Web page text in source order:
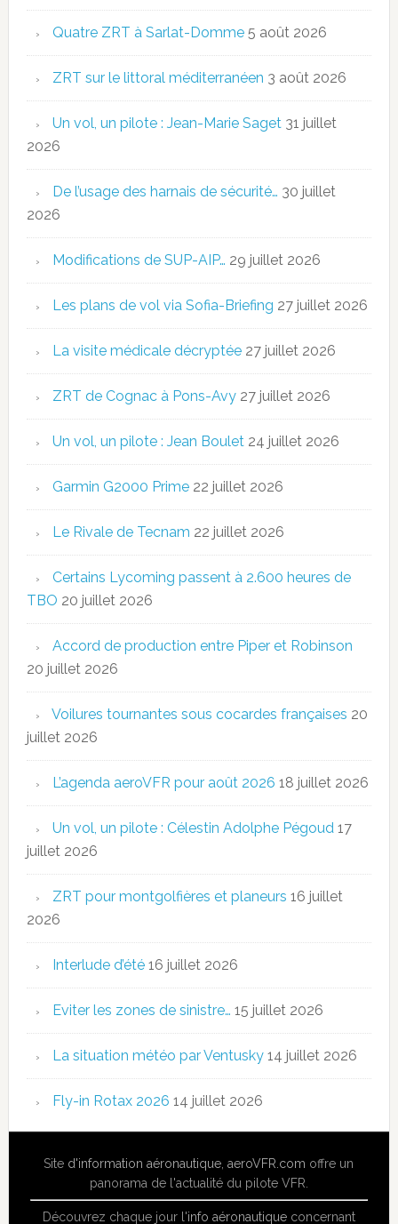
Quatre ZRT à Sarlat-Domme 5 août 2026
ZRT sur le littoral méditerranéen 3 août 2026
Un vol, un pilote : Jean-Marie Saget 31 juillet
2026
De l’usage des harnais de sécurité… 30 juillet
2026
Modifications de SUP-AIP… 29 juillet 2026
Les plans de vol via Sofia-Briefing 27 juillet 2026
La visite médicale décryptée 27 juillet 2026
ZRT de Cognac à Pons-Avy 27 juillet 2026
Un vol, un pilote : Jean Boulet 24 juillet 2026
Garmin G2000 Prime 22 juillet 2026
Le Rivale de Tecnam 22 juillet 2026
Certains Lycoming passent à 2.600 heures de
TBO 20 juillet 2026
Accord de production entre Piper et Robinson
20 juillet 2026
Voilures tournantes sous cocardes françaises 20
juillet 2026
L’agenda aeroVFR pour août 2026 18 juillet 2026
Un vol, un pilote : Célestin Adolphe Pégoud 17
juillet 2026
ZRT pour montgolfières et planeurs 16 juillet
2026
Interlude d’été 16 juillet 2026
Eviter les zones de sinistre… 15 juillet 2026
La situation météo par Ventusky 14 juillet 2026
Fly-in Rotax 2026 14 juillet 2026
Site d'information aéronautique ,aeroVFR.com offre un
panorama de l'actualité du pilote VFR.
Découvrez chaque jour l'info aéronautiqueconcernant